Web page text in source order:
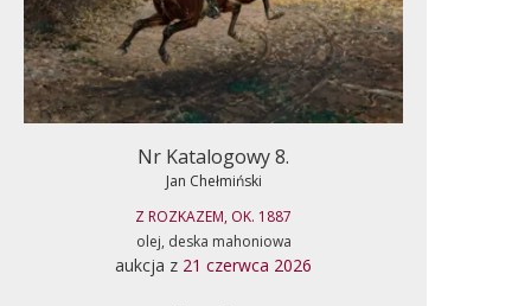
Nr Katalogowy 8.
Jan Chełmiński
Z ROZKAZEM, OK. 1887
olej, deska mahoniowa
aukcja z 21 czerwca 2026